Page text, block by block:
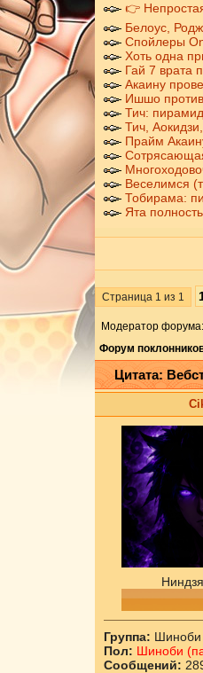
👉
Белоус,
Спойлеры
Хоть одна
Гай 7 врата
Акаину
Ишшо против
Тич:
Тич, Аокидзи,
Прайм
Веселимся
Тобирама:
Ята
Страница 1 из 1
Модератор форума:
Форум
Цитата:
Группа: Шиноби
Пол: Шиноби
Сообщений: